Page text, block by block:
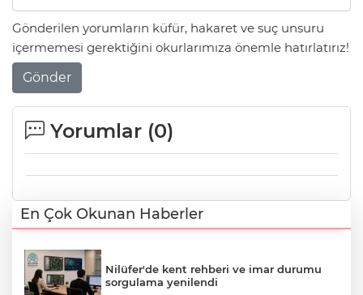
Gönderilen yorumların küfür, hakaret ve suç unsuru
içermemesi gerektiğini okurlarımıza önemle hatırlatırız!
Gönder
Yorumlar (0)
En Çok Okunan Haberler
Nilüfer'de kent rehberi ve imar durumu
sorgulama yenilendi